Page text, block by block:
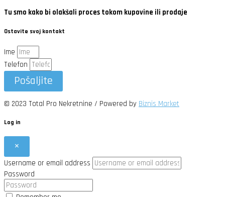
Tu smo kako bi olakšali proces tokom kupovine ili prodaje
Ostavite svoj kontakt
Ime
Telefon
Pošaljite
© 2023 Total Pro Nekretnine / Powered by Biznis Market
Log in
×
Username or email address
Password